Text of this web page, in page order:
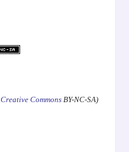
Creative CommonsBY-NC-SA)